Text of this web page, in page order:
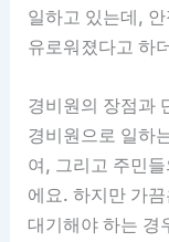
일하고 있는데,
유로워졌다고 하
경비원의 장점과
경비원으로 일하
여, 그리고 주민
에요. 하지만 가
대기해야 하는 경